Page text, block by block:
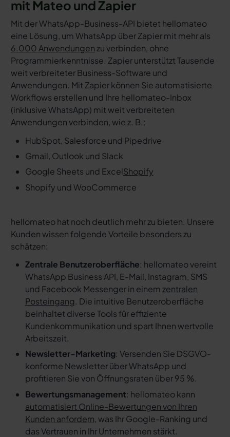
mit Mateo und Zapier
Mit der WhatsApp-Business-API bietet hellomateo
eine Lösung, um WhatsApp über Zapier mit mehr als
6.000 Anwendungenzu verbinden, ohne
Programmierkenntnisse. Zapier unterstützt Tausende
weit verbreiteter Business-Software und
Anwendungen. Mit Zapier können Sie automatisierte
Workflows erstellen und Ihre hellomateo-Inbox
(inklusive WhatsApp) mit weit verbreiteten
Anwendungen verbinden, wie z. B.:
HubSpot, Salesforce und Pipedrive
Gmail, Outlook und Slack
Google Sheets und ExcelShopify
Shopify und WooCommerce
hellomateo hat noch deutlich mehr zu bieten. Unsere
Kunden wissen folgende Vorteile besonders zu
schätzen:
Zentrale Benutzeroberfläche: hellomateo vereint
WhatsApp Business API, E-Mail, Instagram, SMS
und Facebook Messenger in einem zentralen
Posteingang. Die intuitive Benutzeroberfläche
beinhaltet diverse Tools für effiziente
Kundenkommunikation und spart Ihnen wertvolle
Arbeitszeit.
Newsletter-Marketing: Versenden Sie DSGVO-
konforme Newsletter über WhatsApp und
profitieren Sie von Öffnungsraten über 95 %.
Bewertungsmanagement: hellomateo kann
automatisiert Online-Bewertungen von Ihren
Kunden anfordern, was Ihr Google-Ranking und
das Vertrauen in Ihr Unternehmen stärkt.